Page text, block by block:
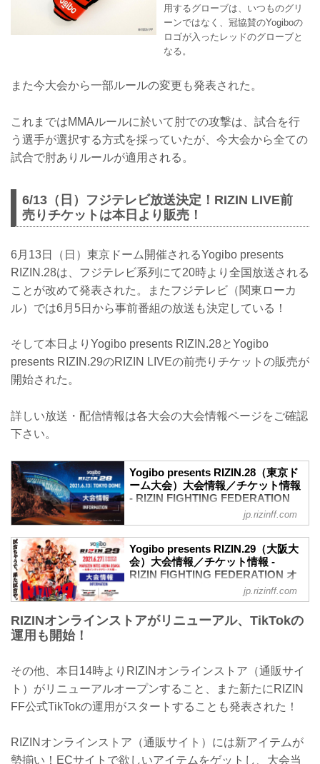
用するグローブは、いつものグリ
ーンではなく、冠協賛のYogiboの
ロゴが入ったレッドのグローブと
なる。
また今大会から一部ルールの変更も発表された。
これまではMMAルールに於いて肘での攻撃は、試合を行
う選手が選択する方式を採っていたが、今大会から全ての
試合で肘ありルールが適用される。
6/13（日）フジテレビ放送決定！RIZIN LIVE前
売りチケットは本日より販売！
6月13日（日）東京ドーム開催されるYogibo presents
RIZIN.28は、フジテレビ系列にて20時より全国放送される
ことが改めて発表された。またフジテレビ（関東ローカ
ル）では6月5日から事前番組の放送も決定している！
そして本日よりYogibo presents RIZIN.28とYogibo
presents RIZIN.29のRIZIN LIVEの前売りチケットの販売が
開始された。
詳しい放送・配信情報は各大会の大会情報ページをご確認
下さい。
Yogibo presents RIZIN.28（東京ド
ーム大会）大会情報／チケット情報
- RIZIN FIGHTING FEDERATION
【5/31更新】車いす席の変更と返金対応
のお知らせ
演出上の変更により、車いす席の券種がS
車いすで観戦されるS席をご購入済みのお
れ入りますが入場時にお近くの係員にお
手続きに関しましては、当日会場のみで
の対応とさせて頂きます。ご了承の程宜
しくお願い致します。
【4/23更新】開催日延期に関して
jp.rizinff.com
Yogibo presents RIZIN.29（大阪大
会）大会情報／チケット情報 -
RIZIN FIGHTING FEDERATION オ
5月30日（日）丸善インテックアリーナ大
チケットは延期日程にそのままご利用に
なれます。）
開催日延期に伴うチケットの払戻しに関
しては以下のページをご確認ください。
イープラス：5月18日（火）12:00 〜 5月
24日（月）18:00
jp.rizinff.com
RIZINオンラインストアがリニューアル、TikTokの
運用も開始！
その他、本日14時よりRIZINオンラインストア（通販サイ
ト）がリニューアルオープンすること、また新たにRIZIN
FF公式TikTokの運用がスタートすることも発表された！
RIZINオンラインストア（通販サイト）には新アイテムが
勢揃い！ECサイトで欲しいアイテムをゲットし、大会当